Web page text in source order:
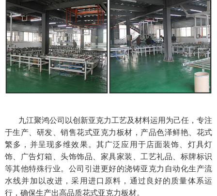
九江聚鸿公司以创新亚克力工艺及材料运用为己任，专注
于生产、研发、销售花式亚克力板材，产品色泽鲜艳、花式
繁多，并呈现多维效果。其广泛应用于店面装饰、灯具灯
饰、广告灯箱、头饰饰品、家具家装、工艺礼品、标牌标识
等其他特殊行业。公司引进更好的浇铸亚克力自动化生产流
水线并加以改进，采用进口原料，通过良好的质量体系运
行，确保生产出高品质花式亚克力板材。